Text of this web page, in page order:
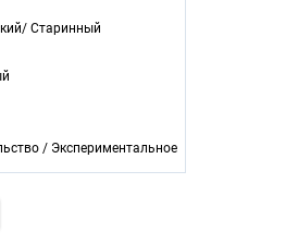
Старинный
/ Экспериментальное